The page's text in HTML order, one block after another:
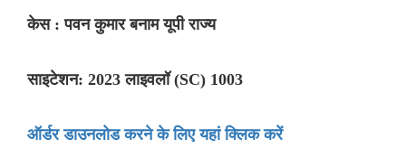
केस : पवन कुमार बनाम यूपी राज्य
साइटेशन: 2023 लाइवलॉ (SC) 1003
ऑर्डर डाउनलोड करने के लिए यहां क्लिक करें